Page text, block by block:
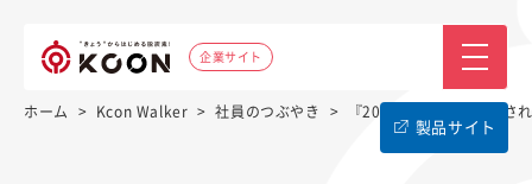
企業サイト
製品サイト
ホーム > Kcon Walker > 社員のつぶやき > 『2018年 就職活動をさ